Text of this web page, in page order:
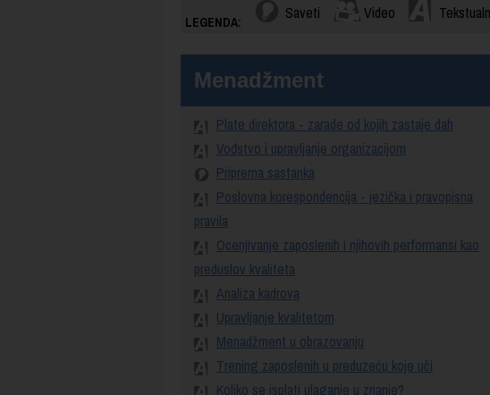
LEGENDA: Saveti Video
Menadžment
Plate direktora - zarade od kojih zastaje dah
Vođstvo i upravljanje organizacijom
Priprema sastanka
Poslovna korespondencija - jezička i pravopisna
pravila
Ocenjivanje zaposlenih i njihovih performansi kao
preduslov kvaliteta
Analiza kadrova
Upravljanje kvalitetom
Menadžment u obrazovanju
Trening zaposlenih u preduzeću koje uči
Koliko se isplati ulaganje u znanje?